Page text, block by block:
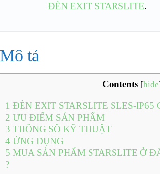
ĐÈN EXIT STARSLITE.
Mô tả
Contents [hide
1 ĐÈN EXIT STARSLITE SLES-IP65
2 ƯU ĐIỂM SẢN PHẨM
3 THÔNG SỐ KỸ THUẬT
4 ỨNG DỤNG
5 MUA SẢN PHẨM STARSLITE Ở
?